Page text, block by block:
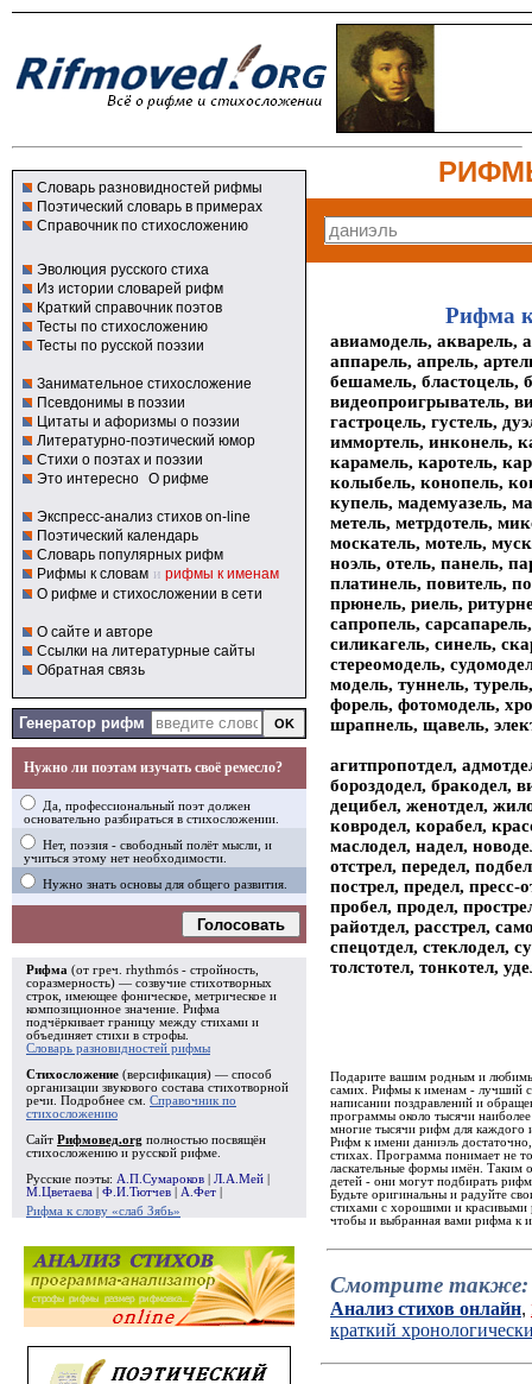
Словарь разновидностей рифмы
Поэтический словарь в примерах
Справочник по стихосложению
Эволюция русского стиха
Из истории словарей рифм
Краткий справочник поэтов
Тесты по стихосложению
Тесты по русской поэзии
Занимательное стихосложение
Псевдонимы в поэзии
Цитаты и афоризмы о поэзии
Литературно-поэтический юмор
Стихи о поэтах и поэзии
Это интересно О рифме
Экспресс-анализ стихов on-line
Поэтический календарь
Словарь популярных рифм
Рифмы к словам и рифмы к именам
О рифме и стихосложении в сети
О сайте и авторе
Ссылки на литературные сайты
Обратная связь
Генератор рифм
Нужно ли поэтам изучать своё ремесло?
Да, профессиональный поэт должен
основательно разбираться в стихосложении.
Нет, поэзия - свободный полёт мысли, и
учиться этому нет необходимости.
Нужно знать основы для общего развития.
Голосовать
Рифма (от греч. rhythmós - стройность,
соразмерность) — созвучие стихотворных
строк, имеющее фоническое, метрическое и
композиционное значение. Рифма
подчёркивает границу между стихами и
объединяет стихи в строфы
Словарь разновидностей рифмы
Стихосложение (версификация) — способ
организации звукового состава стихотворной
речи. Подробнее см. Справочник по
стихосложению
Сайт Рифмовед.org полностью посвящён
стихосложению и русской рифме.
Русские поэты: А.П.Сумароков Л.А.Мей
М.Цветаева
Ф.И.Тютчев А.Фет
Рифма к слову «слаб Зябь»
Рифма
авиамодель, акварель,
аппарель, апрель,
бешамель, бластоцель,
видеопроигрыватель,
гастроцель, густель,
иммортель, инконель,
карамель, каротель,
колыбель, конопель,
купель, мадемуазель,
метель, метрдотель,
москатель, мотель,
ноэль, отель, панель,
платинель, повитель,
прюнель, риель,
сапропель,
силикагель, синель,
стереомодель,
модель, туннель,
форель, фотомодель,
шрапнель, щавель,
агитпропотдел,
бороздодел, бракодел,
децибел, женотдел,
ковродел, корабел,
маслодел, надел,
отстрел, передел,
пострел, предел, пресс-
пробел, продел,
райотдел, расстрел,
спецотдел, стеклодел,
толстотел, тонкотел,
Подарите вашим родным и
самих. Рифмы к именам - лучший
написании поздравлений и
программы около тысячи
многие тысячи рифм для каждого
Рифм к имени даниэль
стихах. Программа понимает не
ласкательные формы имён. Таким
детей - они могут подбирать
Будьте оригинальны и радуйте
стихами с хорошими и красивыми
чтобы и выбранная вами рифма к
Смотрите также:
Анализ стихов онлайн,
краткий